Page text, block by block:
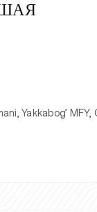
Yakkabog’ MFY,